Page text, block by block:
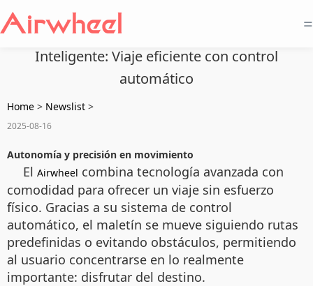
=
Inteligente: Viaje eficiente con control
automático
Home > Newslist >
2025-08-16
Autonomía y precisión en movimiento
El Airwheel combina tecnología avanzada con
comodidad para ofrecer un viaje sin esfuerzo
físico. Gracias a su sistema de control
automático, el maletín se mueve siguiendo rutas
predefinidas o evitando obstáculos, permitiendo
al usuario concentrarse en lo realmente
importante: disfrutar del destino.